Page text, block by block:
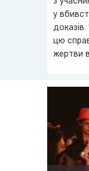
у
цю
жертви